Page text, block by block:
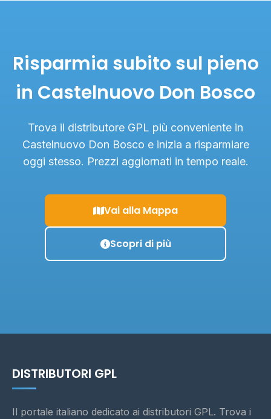
Risparmia subito sul pieno
in Castelnuovo Don Bosco
Trova il distributore GPL più conveniente in
Castelnuovo Don Bosco e inizia a risparmiare
oggi stesso. Prezzi aggiornati in tempo reale.
Vai alla Mappa
Scopri di più
DISTRIBUTORI GPL
Il portale italiano dedicato ai distributori GPL. Trova i